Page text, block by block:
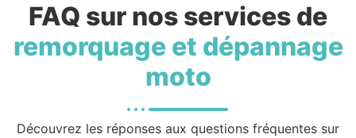
FAQ sur nos services de
remorquage et dépannage
moto
Découvrez les réponses aux questions fréquentes sur